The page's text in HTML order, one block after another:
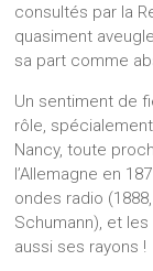
consultés par la
quasiment
sa part comme
Un sentiment de
rôle,
Nancy, toute
l’Allemagne en
ondes radio
Schumann), et les
aussi ses rayons !